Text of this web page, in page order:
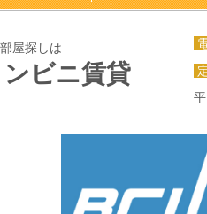
屋探しは
ビニ賃貸